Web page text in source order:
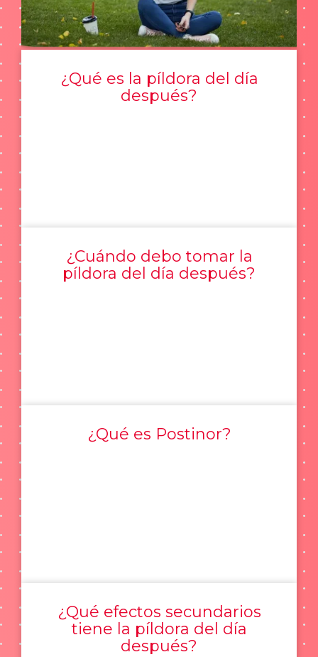
¿Qué es la píldora del día
después?
¿Cuándo debo tomar la
píldora del día después?
¿Qué es Postinor?
¿Qué efectos secundarios
tiene la píldora del día
después?